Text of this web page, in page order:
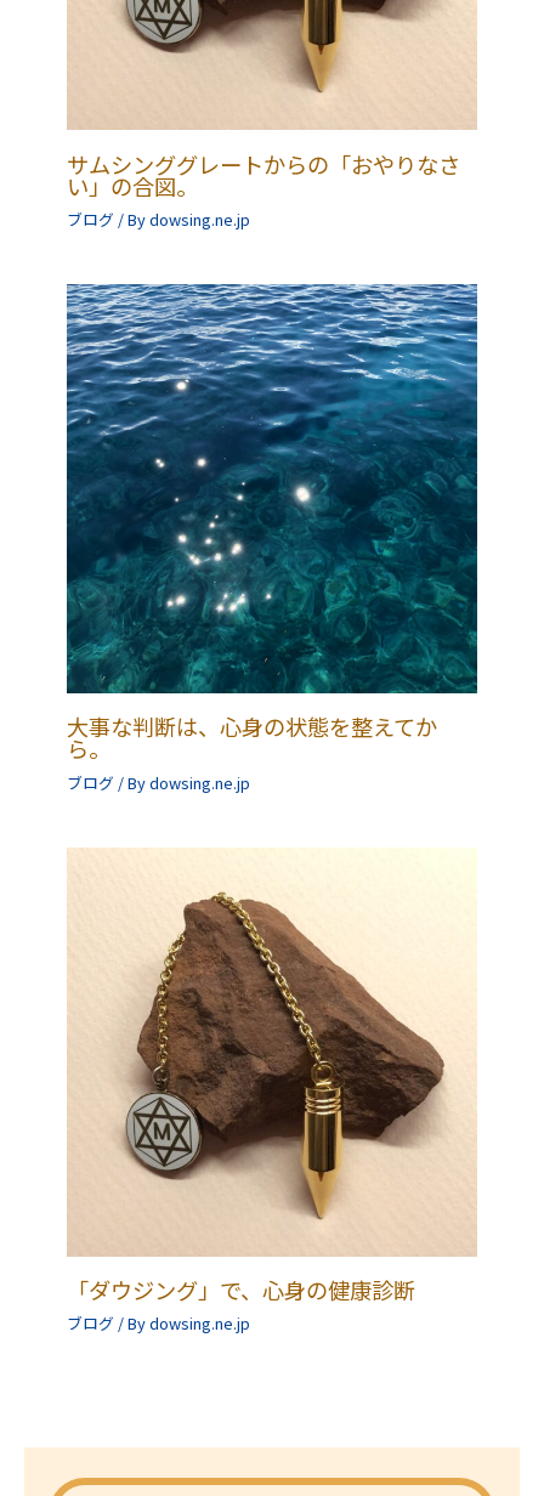
サムシンググレートからの「おやりなさ
い」の合図。
ブログ / Bydowsing.ne.jp
大事な判断は、心身の状態を整えてか
ら。
ブログ / Bydowsing.ne.jp
「ダウジング」で、心身の健康診断
ブログ / Bydowsing.ne.jp